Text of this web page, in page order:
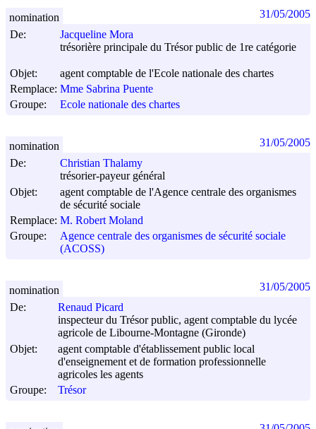
De:
Jacqueline Mora
trésorière principale du Trésor public de 1re catégorie
Objet:
agent comptable de l'Ecole nationale des chartes
Remplace: Mme Sabrina Puente
Groupe:
Ecole nationale des chartes
nomination 31/05/2005
De:
Christian Thalamy
trésorier-payeur général
Objet:
agent comptable de l'Agence centrale des organismes
de sécurité sociale
Remplace: M. Robert Moland
Groupe:
Agence centrale des organismes de sécurité sociale
(ACOSS)
nomination 31/05/2005
De:
Renaud Picard
inspecteur du Trésor public, agent comptable du lycée
agricole de Libourne-Montagne (Gironde)
Objet:
agent comptable d'établissement public local
d'enseignement et de formation professionnelle
agricoles les agents
Groupe:
Trésor
nomination 31/05/2005